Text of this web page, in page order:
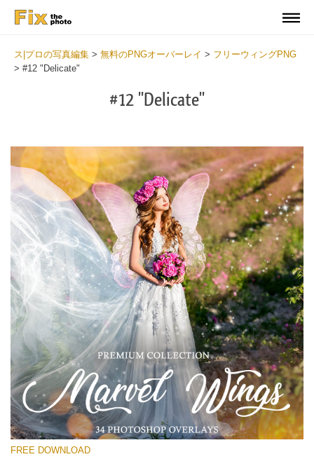
ス|プロの写真編集 > 無料のPNGオーバーレイ > フリーウィングPNG
> #12 "Delicate"
#12 "Delicate"
選んでください
Free PNG Overlay #12
Small 800*533px
Marvel Wings
(34 Overlays)
FREE DOWNLOAD